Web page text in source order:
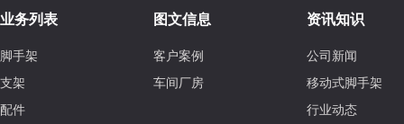
业务列表
脚手架
支架
配件
图文信息
客户案例
车间厂房
资讯知识
公司新闻
移动式脚手架
行业动态